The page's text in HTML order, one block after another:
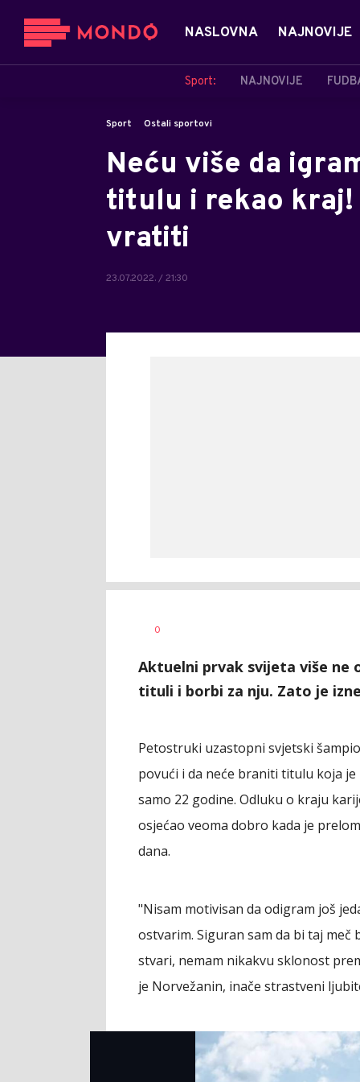
NASLOVNA NAJNOVIJE
Sport: NAJNOVIJE
Sport Ostali sportovi
Neću više da
titulu i rekao kraj!
vratiti
23.07.2022. / 21:30
AUTOR
0
Aktuelni prvak svijeta više ne
tituli i borbi za nju. Zato je
Petostruki uzastopni svjetski
povući i da neće braniti titulu koja
samo 22 godine. Odluku o kraju
osjećao veoma dobro kada je
dana.
"Nisam motivisan da odigram još
ostvarim. Siguran sam da bi taj
stvari, nemam nikakvu sklonost
je Norvežanin, inače strastveni